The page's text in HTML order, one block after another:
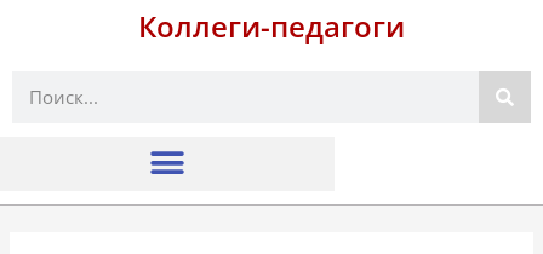
Коллеги-педагоги
Поиск